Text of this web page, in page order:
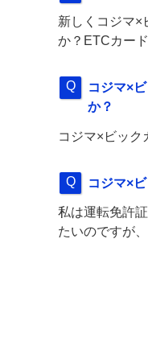
新しくコジマ×
か？ETCカー
コジマ×
か？
コジマ×ビック
コジマ×
私は運転免許
たいのですが